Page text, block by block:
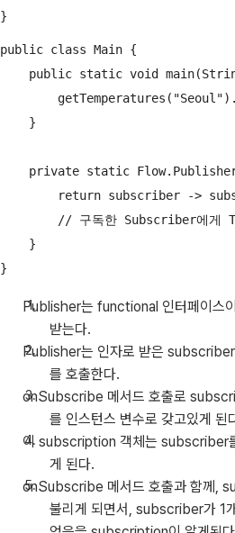
public class Main {
public static void
    }
private static
return subscriber ->
// 구독한 Subscriber에게
    }
Publisher는 functional 인터페이스
받는다.
Publisher는 인자로 받은
를 호출한다.
onSubscribe 메서드 호출로
를 인스턴스 변수로 갖고있게 된
이 subscription 객체는 subscriber
게 된다.
onSubscribe 메서드 호출과 함께,
불리게 되면서, subscriber가 1